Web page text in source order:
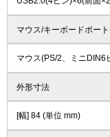
マウス/キーボードポート
マウス(PS/2、ミニDIN6
外形寸法
[幅] 84 (単位 mm)